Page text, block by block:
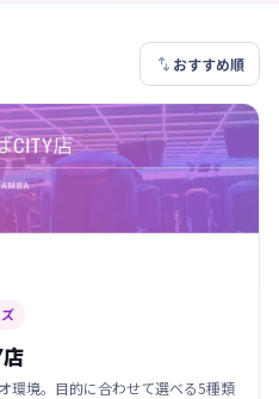
 おすすめ順
環境。目的に合わせて選べる5種類